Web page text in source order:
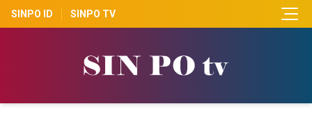
SINPO ID SINPO TV